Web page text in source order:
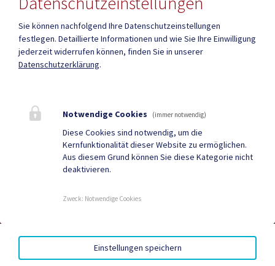
Quicklinks
Gesundheit
Amtstafel
Gemeindezeitung
Neuigkeiten
AMTSSIGNATUR BARRIEREFREIHEIT
SITEMAP|IMPRESSUM
Sie können nachfolgend Ihre Datenschutzeinstellungen
festlegen. Detaillierte Informationen und wie Sie Ihre Einwilligung
jederzeit widerrufen können, finden Sie in unserer
Datenschutzerklärung.
Notwendige Cookies (immer notwendig)
Diese Cookies sind notwendig, um die
Kernfunktionalität dieser Website zu ermöglichen.
Aus diesem Grund können Sie diese Kategorie nicht
deaktivieren.
Zweck: Notwendige Cookies
Einstellungen speichern